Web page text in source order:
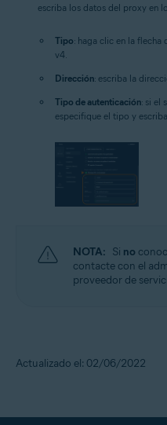
escriba los datos del proxy en
Tipo: haga clic en la flecha
v4.
Dirección: escriba la
Tipo de autenticación: si el
especifique el tipo y
NOTA: Si no
contacte con el
proveedor de
Actualizado el: 02/06/2022